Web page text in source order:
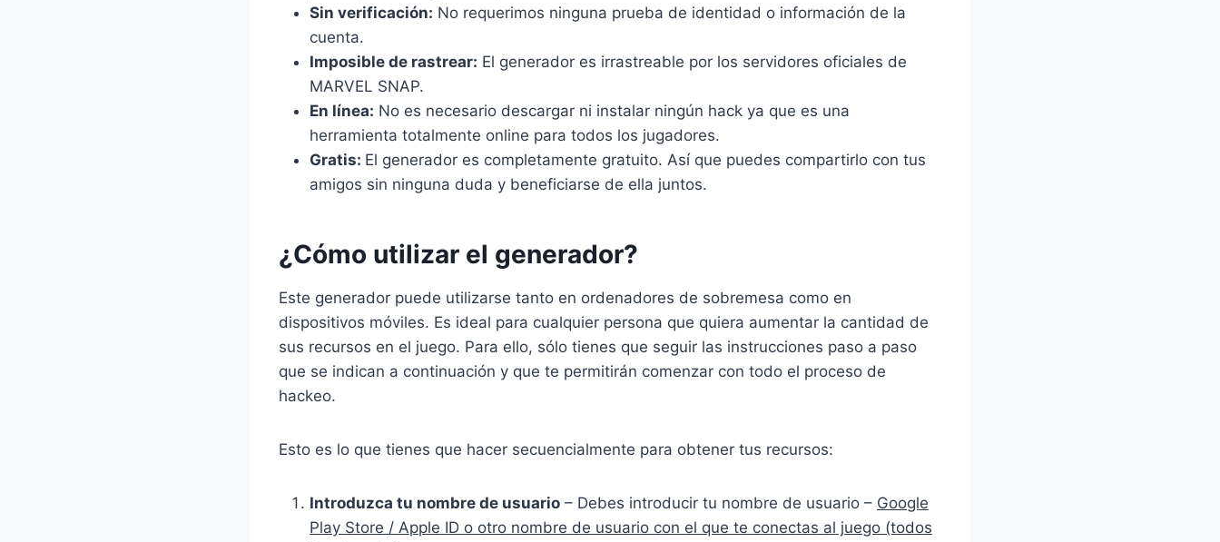
Sin verificación: No requerimos ninguna prueba de identidad o información de la
cuenta.
Imposible de rastrear: El generador es irrastreable por los servidores oficiales de
MARVEL SNAP.
En línea: No es necesario descargar ni instalar ningún hack ya que es una
herramienta totalmente online para todos los jugadores.
Gratis: El generador es completamente gratuito. Así que puedes compartirlo con tus
amigos sin ninguna duda y beneficiarse de ella juntos.
¿Cómo utilizar el generador?
Este generador puede utilizarse tanto en ordenadores de sobremesa como en
dispositivos móviles. Es ideal para cualquier persona que quiera aumentar la cantidad de
sus recursos en el juego. Para ello, sólo tienes que seguir las instrucciones paso a paso
que se indican a continuación y que te permitirán comenzar con todo el proceso de
hackeo.
Esto es lo que tienes que hacer secuencialmente para obtener tus recursos:
Introduzca tu nombre de usuario – Debes introducir tu nombre de usuario – Google
Play Store / Apple ID o otro nombre de usuario con el que te conectas al juego (todos